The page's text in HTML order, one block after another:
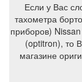
Если у Вас
тахометра
приборов)
(optitron), то
магазине